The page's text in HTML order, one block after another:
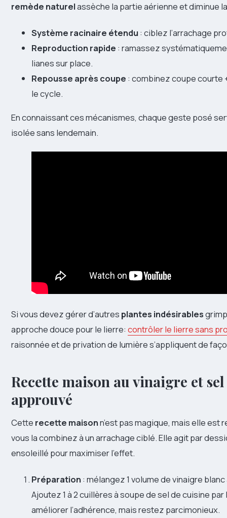
remède naturelassèche la partie aérienne et diminue
Système racinaire étendu : ciblez l’arrachage
Reproduction rapide : ramassez
lianes sur place.
Repousse après coupe : combinez coupe courte
le cycle.
En connaissant ces mécanismes, chaque geste posé
isolée sans lendemain.
Si vous devez gérer d’autres plantes indésirables
approche douce pour le lierre: contrôler le lierre sans
raisonnée et de privation de lumière s’appliquent de
Recette maison au vinaigre et
approuvé
Cette recette maisonn’est pas magique, mais elle
vous la combinez à un arrachage ciblé. Elle agit par
ensoleillé pour maximiser l’effet.
Préparation : mélangez 1 volume de vinaigre blanc
Ajoutez 1 à 2 cuillères à soupe de sel de cuisine
améliorer l’adhérence, mais restez parcimonieux.